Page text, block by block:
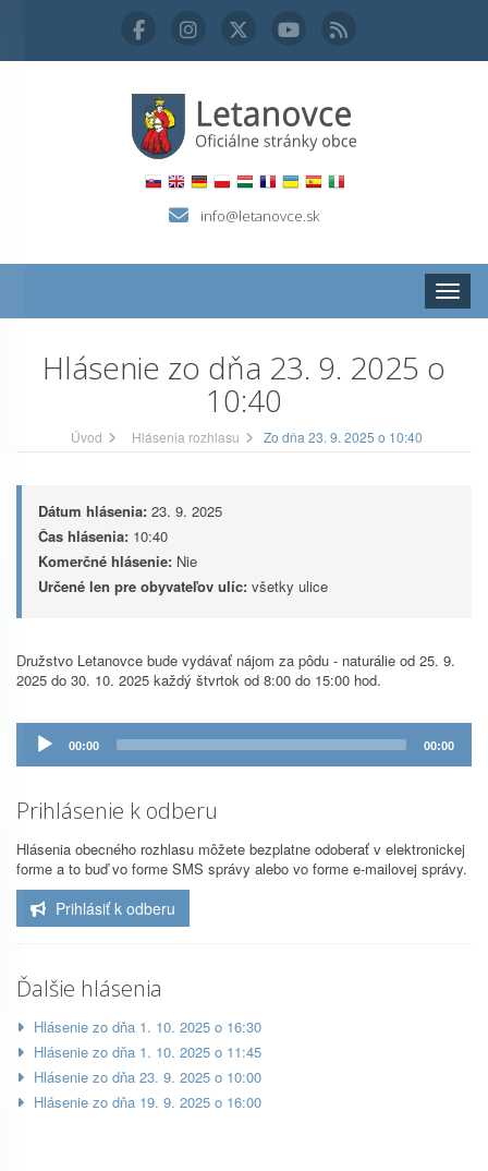
info@letanovce.sk
Hlásenie zo dňa 23. 9. 2025 o
10:40
Úvod Hlásenia rozhlasu Zo dňa 23. 9. 2025 o 10:40
Dátum hlásenia: 23. 9. 2025
Čas hlásenia: 10:40
Komerčné hlásenie: Nie
Určené len pre obyvateľov ulíc: všetky ulice
Družstvo Letanovce bude vydávať nájom za pôdu - naturálie od 25. 9.
2025 do 30. 10. 2025 každý štvrtok od 8:00 do 15:00 hod.
Prehrávač
zvuku
00:00 00:00
Prihlásenie k odberu
Hlásenia obecného rozhlasu môžete bezplatne odoberať v elektronickej
forme a to buď vo forme SMS správy alebo vo forme e-mailovej správy.
Prihlásiť k odberu
Ďalšie hlásenia
Hlásenie zo dňa 1. 10. 2025 o 16:30
Hlásenie zo dňa 1. 10. 2025 o 11:45
Hlásenie zo dňa 23. 9. 2025 o 10:00
Hlásenie zo dňa 19. 9. 2025 o 16:00